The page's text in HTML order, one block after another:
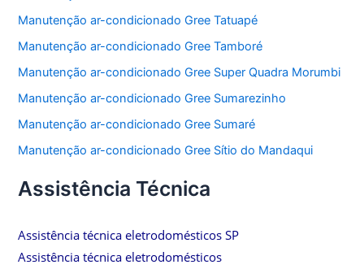
Manutenção ar-condicionado Gree Tatuapé
Manutenção ar-condicionado Gree Tamboré
Manutenção ar-condicionado Gree Super Quadra Morumbi
Manutenção ar-condicionado Gree Sumarezinho
Manutenção ar-condicionado Gree Sumaré
Manutenção ar-condicionado Gree Sítio do Mandaqui
Assistência Técnica
Assistência técnica eletrodomésticos SP
Assistência técnica eletrodomésticos